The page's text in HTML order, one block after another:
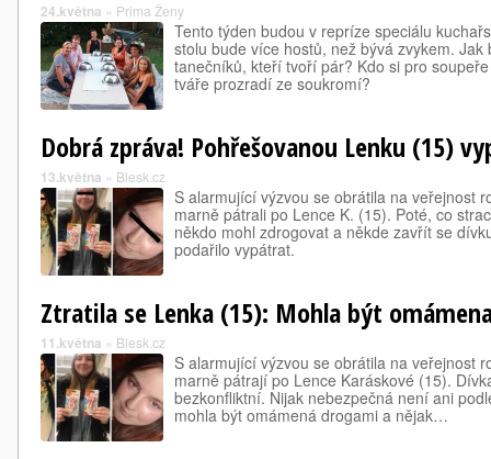
24.května » Prima Ženy
Tento týden budou v repríze speciálu
stolu bude více hostů, než bývá zvykem. Jak
tanečníků, kteří tvoří pár? Kdo si pro
tváře prozradí ze soukromí?
Dobrá zpráva! Pohřešovanou Lenku (15)
13.května » Blesk.cz
S alarmující výzvou se obrátila na veřejnost
marně pátrali po Lence K. (15). Poté, co
někdo mohl zdrogovat a někde zavřít se
podařilo vypátrat.
Ztratila se Lenka (15): Mohla být
11.května » Blesk.cz
S alarmující výzvou se obrátila na veřejnost
marně pátrají po Lence Karáskové (15).
bezkonfliktní. Nijak nebezpečná není ani
mohla být omámená drogami a nějak…